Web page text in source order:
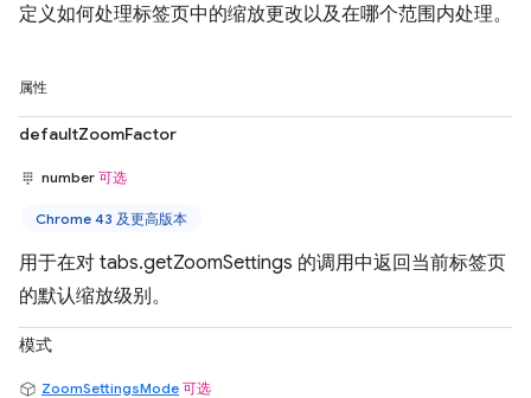
定义如何处理标签页中的缩放更改以及在哪个范围内处理。
属性
defaultZoomFactor
number 可选
Chrome 43 及更高版本
用于在对 tabs.getZoomSettings 的调用中返回当前标签页
的默认缩放级别。
模式
ZoomSettingsMode 可选